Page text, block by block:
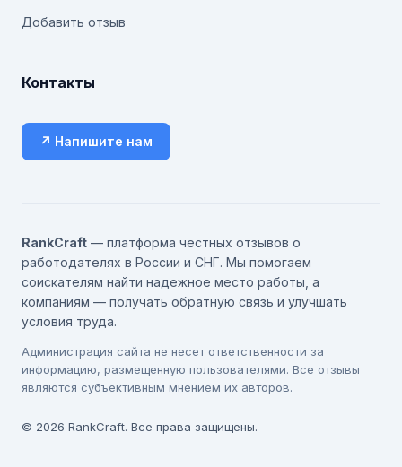
Добавить отзыв
Контакты
↗ Напишите нам
RankCraft — платформа честных отзывов о
работодателях в России и СНГ. Мы помогаем
соискателям найти надежное место работы, а
компаниям — получать обратную связь и улучшать
условия труда.
Администрация сайта не несет ответственности за
информацию, размещенную пользователями. Все отзывы
являются субъективным мнением их авторов.
© 2026 RankCraft. Все права защищены.